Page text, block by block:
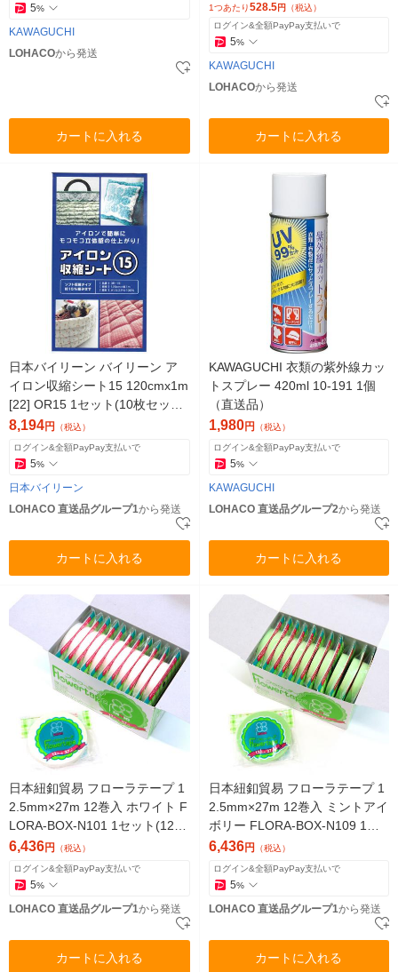
5%
KAWAGUCHI
LOHACOから発送
カートに入れる
1つあたり528.5円 （税込）
ログイン&全額PayPay支払いで
5%
KAWAGUCHI
LOHACOから発送
カートに入れる
日本バイリーン バイリーン ア
イロン収縮シート15 120cmx1m
[22] OR15 1セット(10枚セット)
（直送品）
8,194円 （税込）
ログイン&全額PayPay支払いで
5%
日本バイリーン
LOHACO 直送品グループ1から発送
カートに入れる
KAWAGUCHI 衣類の紫外線カッ
トスプレー 420ml 10-191 1個
（直送品）
1,980円 （税込）
ログイン&全額PayPay支払いで
5%
KAWAGUCHI
LOHACO 直送品グループ2から発送
カートに入れる
日本紐釦貿易 フローラテープ 1
2.5mm×27m 12巻入 ホワイト F
LORA-BOX-N101 1セット(12
巻)（直送品）
6,436円 （税込）
ログイン&全額PayPay支払いで
5%
LOHACO 直送品グループ1から発送
カートに入れる
日本紐釦貿易 フローラテープ 1
2.5mm×27m 12巻入 ミントアイ
ボリー FLORA-BOX-N109 1セ
ット(12巻)（直送品）
6,436円 （税込）
ログイン&全額PayPay支払いで
5%
LOHACO 直送品グループ1から発送
カートに入れる